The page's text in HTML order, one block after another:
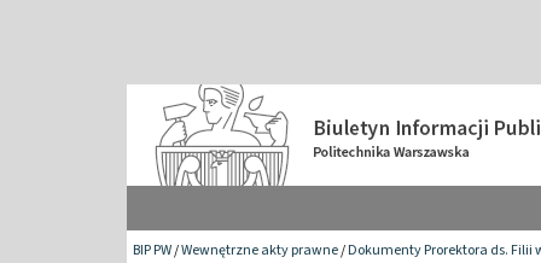
BIP PW/Wewnętrzne akty prawne/Dokumenty Prorektora ds. Filii